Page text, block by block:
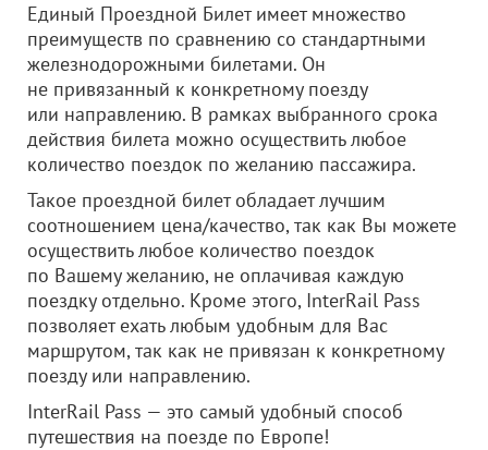
Единый Проездной Билет имеет множество
преимуществ по сравнению со стандартными
железнодорожными билетами. Он
не привязанный к конкретному поезду
или направлению. В рамках выбранного срока
действия билета можно осуществить любое
количество поездок по желанию пассажира.
Такое проездной билет обладает лучшим
соотношением цена/качество, так как Вы можете
осуществить любое количество поездок
по Вашему желанию, не оплачивая каждую
поездку отдельно. Кроме этого, InterRail Pass
позволяет ехать любым удобным для Вас
маршрутом, так как не привязан к конкретному
поезду или направлению.
InterRail Pass — это самый удобный способ
путешествия на поезде по Европе!